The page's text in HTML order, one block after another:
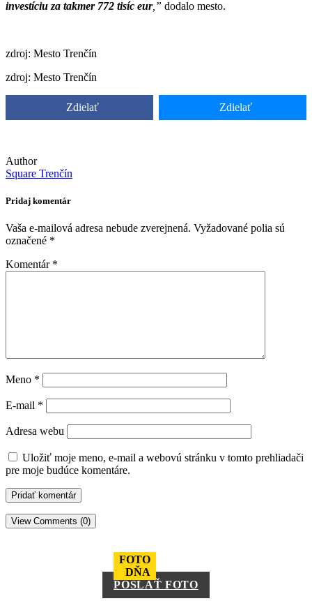
investíciu za takmer 772 tisíc eur,” dodalo mesto.
zdroj: Mesto Trenčín
zdroj: Mesto Trenčín
Zdielať Zdielať
Author
Square Trenčín
Pridaj komentár
Vaša e-mailová adresa nebude zverejnená. Vyžadované polia sú
označené *
Komentár *
Meno *
E-mail *
Adresa webu
Uložiť moje meno, e-mail a webovú stránku v tomto prehliadači
pre moje budúce komentáre.
View Comments (0)
FOTO
DŇA
POSLAŤ FOTO